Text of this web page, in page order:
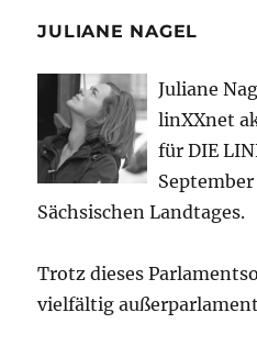
JULIANE NAGEL
Juliane
linXXnet
für DIE
Sächsischen Landtages.
Trotz dieses
vielfältig